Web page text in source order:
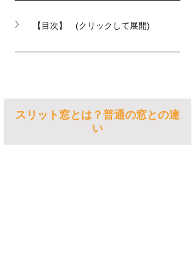
【目次】　(クリックして展開)
スリット窓とは？普通の窓との違
い